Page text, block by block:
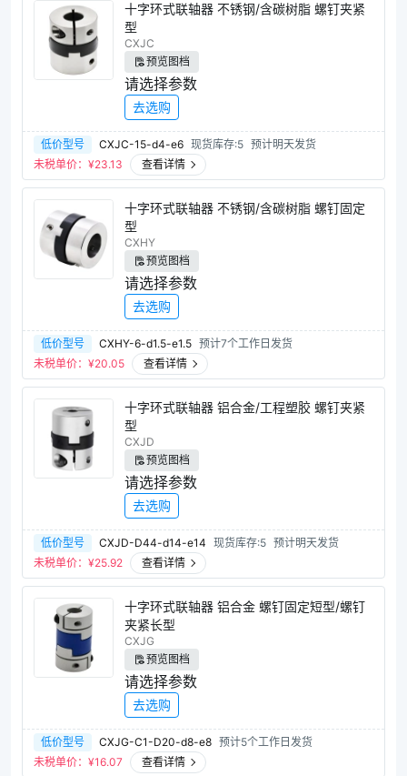
十字环式联轴器 不锈钢/含碳树脂 螺钉夹紧
型
CXJC
预览图档
请选择参数
去选购
低价型号 CXJC-15-d4-e6 现货库存:5 预计明天发货
未税单价：¥23.13 查看详情
十字环式联轴器 不锈钢/含碳树脂 螺钉固定
型
CXHY
预览图档
请选择参数
去选购
低价型号 CXHY-6-d1.5-e1.5 预计7个工作日发货
未税单价：¥20.05 查看详情
十字环式联轴器 铝合金/工程塑胶 螺钉夹紧
型
CXJD
预览图档
请选择参数
去选购
低价型号 CXJD-D44-d14-e14 现货库存:5 预计明天发货
未税单价：¥25.92 查看详情
十字环式联轴器 铝合金 螺钉固定短型/螺钉
夹紧长型
CXJG
预览图档
请选择参数
去选购
低价型号 CXJG-C1-D20-d8-e8 预计5个工作日发货
未税单价：¥16.07 查看详情